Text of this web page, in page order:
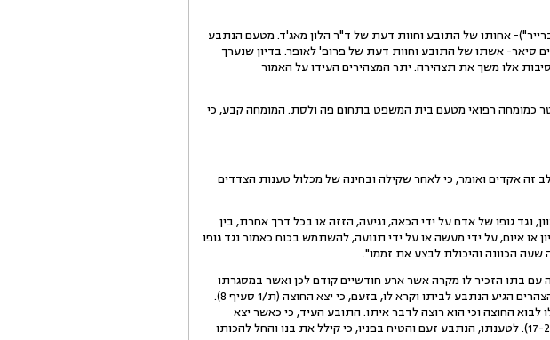
אחותו של התובע וחוות דעת של ד"ר הלון מאג'ד. מטעם הנתבע
סיאר- אשתו של התובע וחוות דעת של פרופ' לאופר. בדיון שנערך
ובנסיבות אלו משך את תצהירה. יתר המצהירים העידו על האמור
שהוגשו מטעם הצדדים מונה, ביום 17.10.10, ד"ר צבי לסטר כמומחה רפואי מטעם בית המשפט בתחום פה ולסת. המומחה קבע, כי
זה אקדים ואומר, כי לאחר שקילה ובחינה של מכלול טענות הצדדים
נגד גופו של אדם על ידי הכאה, נגיעה, הזזה או בכל דרך אחרת, בין
איום, על ידי מעשה או על ידי תנועה, להשתמש בכוח כאמור נגד גופו
הכוונה והיכולת לבצע את זממו".
עם בתו הזכיר לו מקרה אשר ארע חודשיים קודם לכן ואשר במסגרתו
שבר הילד, לטענתו, את אופני ביתו (ת/1 סעיף 6). לטענתו, באותו יום בשעות אחר הצהרים הגיע הנתבע לביתו וקרא לו, בזעם, כי יצא החוצה (ת/1 סעיף 8).
החוצה וכי הוא רוצה לדבר איתו. התובע העיד, כי כאשר יצא
מהבית, הנתבע תפס אותו ואמר שאלמלא אחיו ואמו הוא היה הורג אותו (עמ' 17 ש' 17-20). לטענתו, הנתבע זעם והטיח בפניו, כי קילל את בנו והחל להכותו